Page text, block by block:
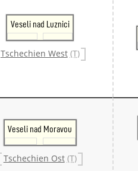
Veseli nad Luznici
Tschechien West (T)
Veseli nad Moravou
Tschechien Ost (T)